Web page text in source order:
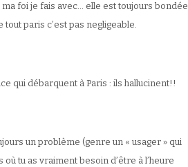
foi je fais avec… elle est toujours bondée
paris c’est pas negligeable.
qui débarquent à Paris : ils hallucinent!!
un problème (genre un « usager » qui
tu as vraiment besoin d’être à l’heure